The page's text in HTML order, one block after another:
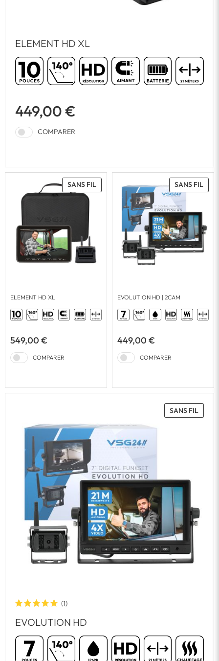
ELEMENT HD XL
449,00 €
COMPARER
SANS FIL
ELEMENT HD XL
549,00 €
COMPARER
SANS FIL
EVOLUTION HD | 2CAM
449,00 €
COMPARER
SANS FIL
(1)
EVOLUTION HD